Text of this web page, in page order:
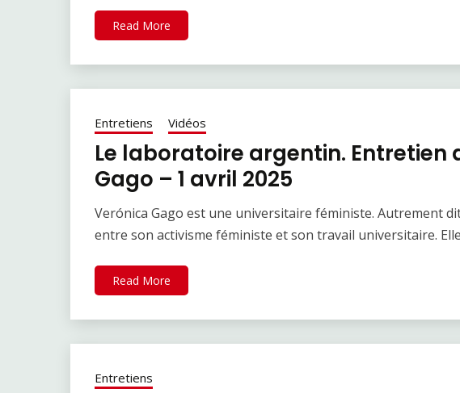
Read More
Entretiens Vidéos
Le laboratoire argentin. Entretien
Gago – 1 avril 2025
Verónica Gago est une universitaire féministe. Autrement
entre son activisme féministe et son travail universitaire.
Read More
Entretiens